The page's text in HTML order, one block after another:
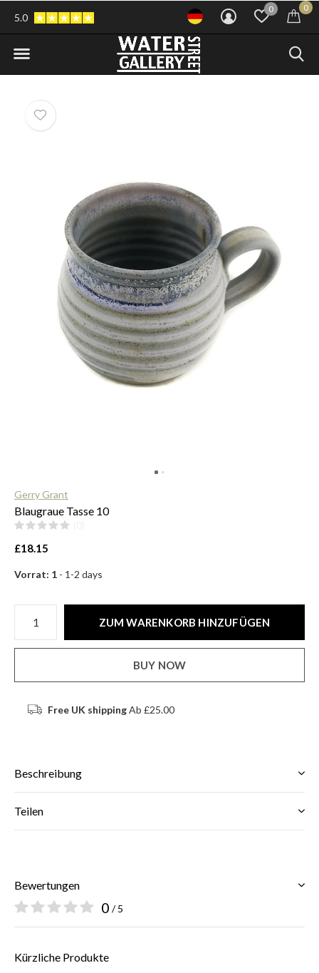
0 0
5.0
Gerry Grant
Blaugraue Tasse 10
£18.15
Vorrat: 1 - 1-2 days
ZUM WARENKORB HINZUFÜGEN
BUY NOW
Free UK shippingAb £25.00
Beschreibung
Teilen
Bewertungen
0 / 5
Kürzliche Produkte